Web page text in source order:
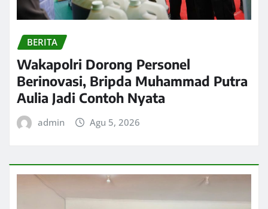
BERITA
Wakapolri Dorong Personel
Berinovasi, Bripda Muhammad Putra
Aulia Jadi Contoh Nyata
admin Agu 5, 2026